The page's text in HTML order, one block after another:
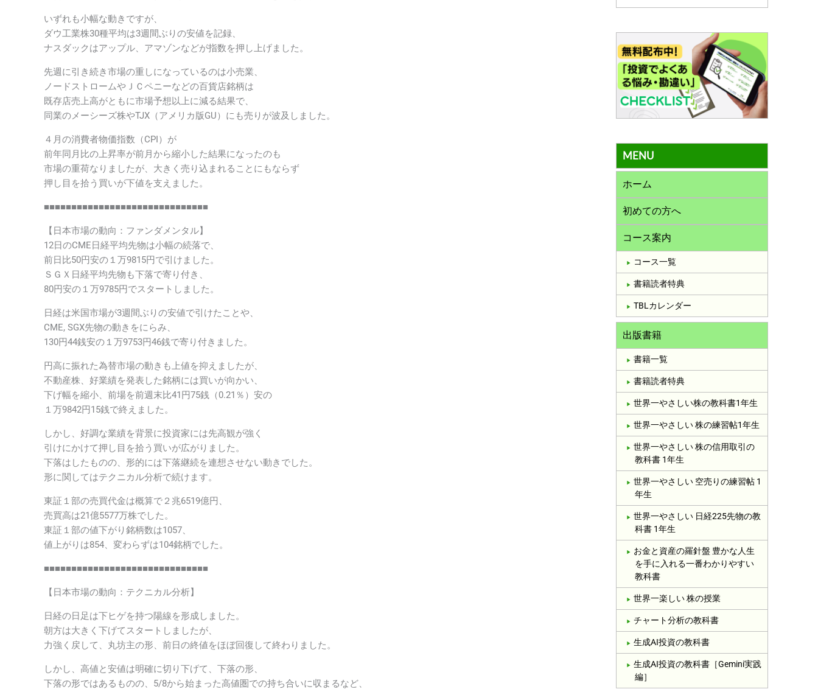
いずれも小幅な動きですが、
ダウ工業株30種平均は3週間ぶりの安値を記録、
ナスダックはアップル、アマゾンなどが指数を押し上げました。
先週に引き続き市場の重しになっているのは小売業、
ノードストロームやＪＣペニーなどの百貨店銘柄は
既存店売上高がともに市場予想以上に減る結果で、
同業のメーシーズ株やTJX（アメリカ版GU）にも売りが波及しました。
４月の消費者物価指数（CPI）が
前年同月比の上昇率が前月から縮小した結果になったのも
市場の重荷なりましたが、大きく売り込まれることにもならず
押し目を拾う買いが下値を支えました。
■■■■■■■■■■■■■■■■■■■■■■■■■■■■■■
【日本市場の動向：ファンダメンタル】
12日のCME日経平均先物は小幅の続落で、
前日比50円安の１万9815円で引けました。
ＳＧＸ日経平均先物も下落で寄り付き、
80円安の１万9785円でスタートしました。
日経は米国市場が3週間ぶりの安値で引けたことや、
CME, SGX先物の動きをにらみ、
130円44銭安の１万9753円46銭で寄り付きました。
円高に振れた為替市場の動きも上値を抑えましたが、
不動産株、好業績を発表した銘柄には買いが向かい、
下げ幅を縮小、前場を前週末比41円75銭（0.21％）安の
１万9842円15銭で終えました。
しかし、好調な業績を背景に投資家には先高観が強く
引けにかけて押し目を拾う買いが広がりました。
下落はしたものの、形的には下落継続を連想させない動きでした。
形に関してはテクニカル分析で続けます。
東証１部の売買代金は概算で２兆6519億円、
売買高は21億5577万株でした。
東証１部の値下がり銘柄数は1057、
値上がりは854、変わらずは104銘柄でした。
■■■■■■■■■■■■■■■■■■■■■■■■■■■■■■
【日本市場の動向：テクニカル分析】
日経の日足は下ヒゲを持つ陽線を形成しました。
朝方は大きく下げてスタートしましたが、
力強く戻して、丸坊主の形、前日の終値をほぼ回復して終わりました。
しかし、高値と安値は明確に切り下げて、下落の形、
下落の形ではあるものの、5/8から始まった高値圏での持ち合いに収まるなど、
MENU
ホーム
初めての方へ
コース案内
コース一覧
書籍読者特典
TBLカレンダー
出版書籍
書籍一覧
書籍読者特典
世界一やさしい株の教科書1年生
世界一やさしい 株の練習帖1年生
世界一やさしい 株の信用取引の
教科書 1年生
世界一やさしい 空売りの練習帖 1
年生
世界一やさしい 日経225先物の教
科書 1年生
お金と資産の羅針盤 豊かな人生
を手に入れる一番わかりやすい
教科書
世界一楽しい 株の授業
チャート分析の教科書
生成AI投資の教科書
生成AI投資の教科書［Gemini実践
編］